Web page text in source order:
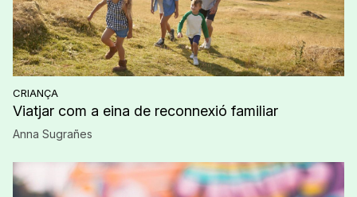
CRIANÇA
Viatjar com a eina de reconnexió familiar
Anna Sugrañes